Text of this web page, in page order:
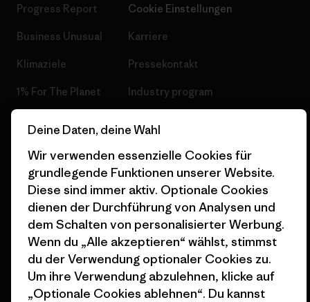
Progress Report
Business Unusual
Klimaziele
1% For The Planet
Stores in deiner Nähe
Cookie Einstellungen
Karriere
Pressekontakt
Industry program
Seitenverzeichnis
© 2026 Patagonia, Inc. All Rights Reserved.
Deine Daten, deine Wahl
Wir verwenden essenzielle Cookies für
grundlegende Funktionen unserer Website.
Diese sind immer aktiv. Optionale Cookies
dienen der Durchführung von Analysen und
dem Schalten von personalisierter Werbung.
Wenn du „Alle akzeptieren“ wählst, stimmst
du der Verwendung optionaler Cookies zu.
Um ihre Verwendung abzulehnen, klicke auf
„Optionale Cookies ablehnen“. Du kannst